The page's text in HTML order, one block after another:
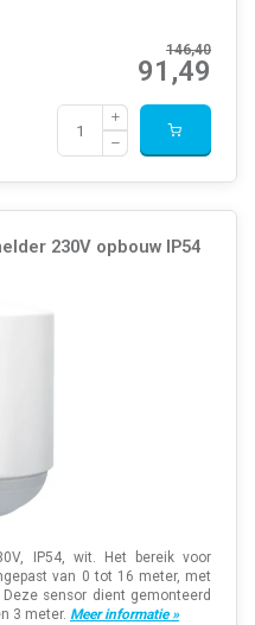
146,40
91,49
230V opbouw IP54
IP54, wit. Het bereik voor
van 0 tot 16 meter, met
sensor dient gemonteerd
3 meter. Meer informatie »